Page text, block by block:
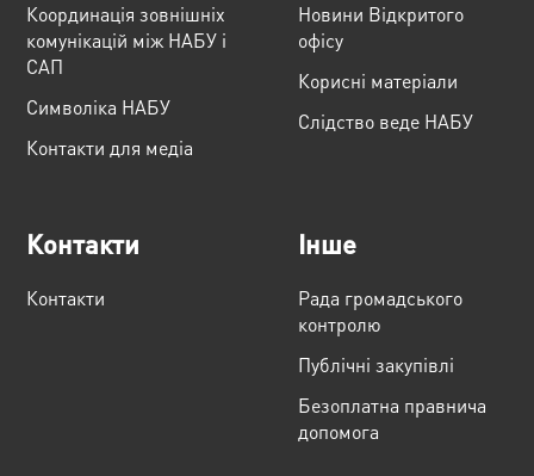
Координація зовнішніх
комунікацій між НАБУ і
САП
Cимволіка НАБУ
Контакти для медіа
Новини Відкритого
офісу
Корисні матеріали
Слідство веде НАБУ
Контакти
Контакти
Інше
Рада громадського
контролю
Публічні закупівлі
Безоплатна правнича
допомога